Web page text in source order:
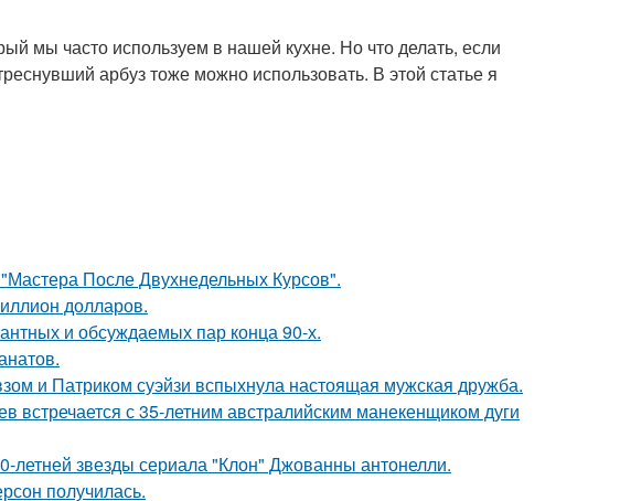
мы часто используем в нашей кухне. Но что делать, если
арбуз тоже можно использовать. В этой статье я
После Двухнедельных Курсов".
долларов.
и обсуждаемых пар конца 90-х.
и Патриком суэйзи вспыхнула настоящая мужская дружба.
с 35-летним австралийским манекенщиком дуги
летней звезды сериала "Клон" Джованны антонелли.
получилась.